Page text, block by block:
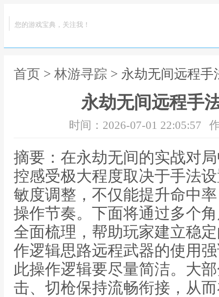
您的游戏宝典，关注我！
首页 > 林游寻踪 > 永劫无间远程手
永劫无间远程手
时间：2026-07-01 22:05:57
摘要：在永劫无间的实战对
控感受极大程度取决于手法
敏度调整，不仅能提升命中
操作节奏。下面将通过多个
全面梳理，帮助玩家建立稳
作逻辑思路远程武器的使用
此操作逻辑要尽量简洁。大
击、切枪保持流畅衔接，从